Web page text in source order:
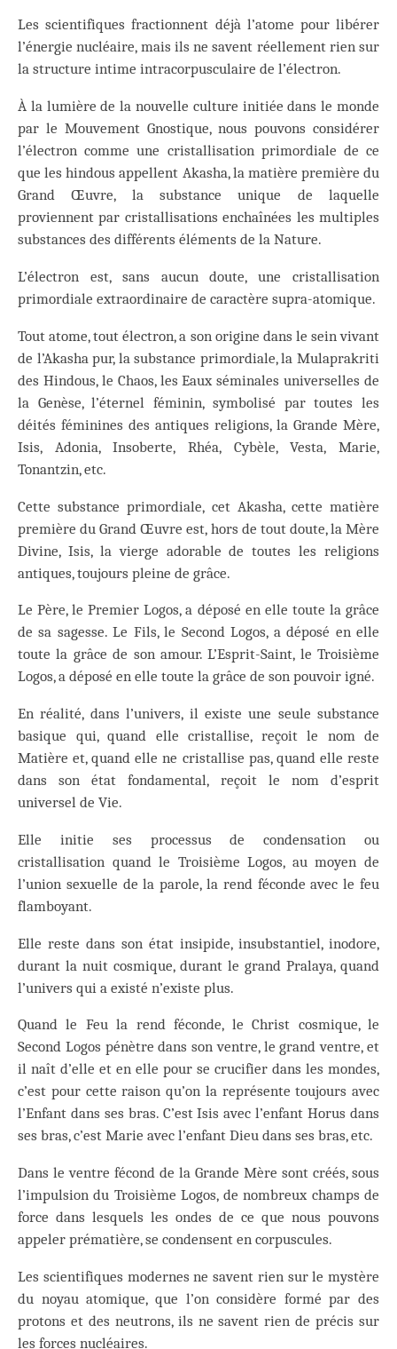
Les scientifiques fractionnent déjà l’atome pour libérer
l’énergie nucléaire, mais ils ne savent réellement rien sur
la structure intime intracorpusculaire de l’électron.
À la lumière de la nouvelle culture initiée dans le monde
par le Mouvement Gnostique, nous pouvons considérer
l’électron comme une cristallisation primordiale de ce
que les hindous appellent Akasha, la matière première du
Grand Œuvre, la substance unique de laquelle
proviennent par cristallisations enchaînées les multiples
substances des différents éléments de la Nature.
L’électron est, sans aucun doute, une cristallisation
primordiale extraordinaire de caractère supra-atomique.
Tout atome, tout électron, a son origine dans le sein vivant
de l’Akasha pur, la substance primordiale, la Mulaprakriti
des Hindous, le Chaos, les Eaux séminales universelles de
la Genèse, l’éternel féminin, symbolisé par toutes les
déités féminines des antiques religions, la Grande Mère,
Isis, Adonia, Insoberte, Rhéa, Cybèle, Vesta, Marie,
Tonantzin, etc.
Cette substance primordiale, cet Akasha, cette matière
première du Grand Œuvre est, hors de tout doute, la Mère
Divine, Isis, la vierge adorable de toutes les religions
antiques, toujours pleine de grâce.
Le Père, le Premier Logos, a déposé en elle toute la grâce
de sa sagesse. Le Fils, le Second Logos, a déposé en elle
toute la grâce de son amour. L’Esprit-Saint, le Troisième
Logos, a déposé en elle toute la grâce de son pouvoir igné.
En réalité, dans l’univers, il existe une seule substance
basique qui, quand elle cristallise, reçoit le nom de
Matière et, quand elle ne cristallise pas, quand elle reste
dans son état fondamental, reçoit le nom d’esprit
universel de Vie.
Elle initie ses processus de condensation ou
cristallisation quand le Troisième Logos, au moyen de
l’union sexuelle de la parole, la rend féconde avec le feu
flamboyant.
Elle reste dans son état insipide, insubstantiel, inodore,
durant la nuit cosmique, durant le grand Pralaya, quand
l’univers qui a existé n’existe plus.
Quand le Feu la rend féconde, le Christ cosmique, le
Second Logos pénètre dans son ventre, le grand ventre, et
il naît d’elle et en elle pour se crucifier dans les mondes,
c’est pour cette raison qu’on la représente toujours avec
l’Enfant dans ses bras. C’est Isis avec l’enfant Horus dans
ses bras, c’est Marie avec l’enfant Dieu dans ses bras, etc.
Dans le ventre fécond de la Grande Mère sont créés, sous
l’impulsion du Troisième Logos, de nombreux champs de
force dans lesquels les ondes de ce que nous pouvons
appeler prématière, se condensent en corpuscules.
Les scientifiques modernes ne savent rien sur le mystère
du noyau atomique, que l’on considère formé par des
protons et des neutrons, ils ne savent rien de précis sur
les forces nucléaires.